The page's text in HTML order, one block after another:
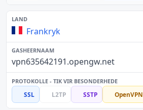
Frankryk
vpn635642191.opengw.net
SSL L2TP SSTP OpenVPN